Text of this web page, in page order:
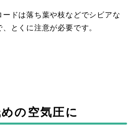
ードは落ち葉や枝などでシビアな
とくに注意が必要です。
の空気圧に